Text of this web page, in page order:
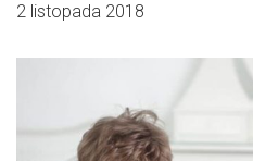
2 listopada 2018